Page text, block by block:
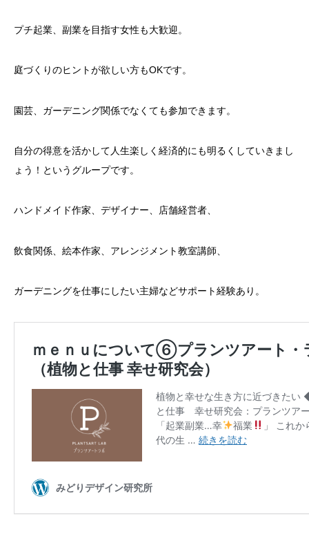
プチ起業、副業を目指す女性も大歓迎。
庭づくりのヒントが欲しい方もOKです。
園芸、ガーデニング関係でなくても参加できます。
自分の得意を活かして人生楽しく経済的にも明るくしていきまし
ょう！というグループです。
ハンドメイド作家、デザイナー、店舗経営者、
飲食関係、絵本作家、アレンジメント教室講師、
ガーデニングを仕事にしたい主婦などサポート経験あり。